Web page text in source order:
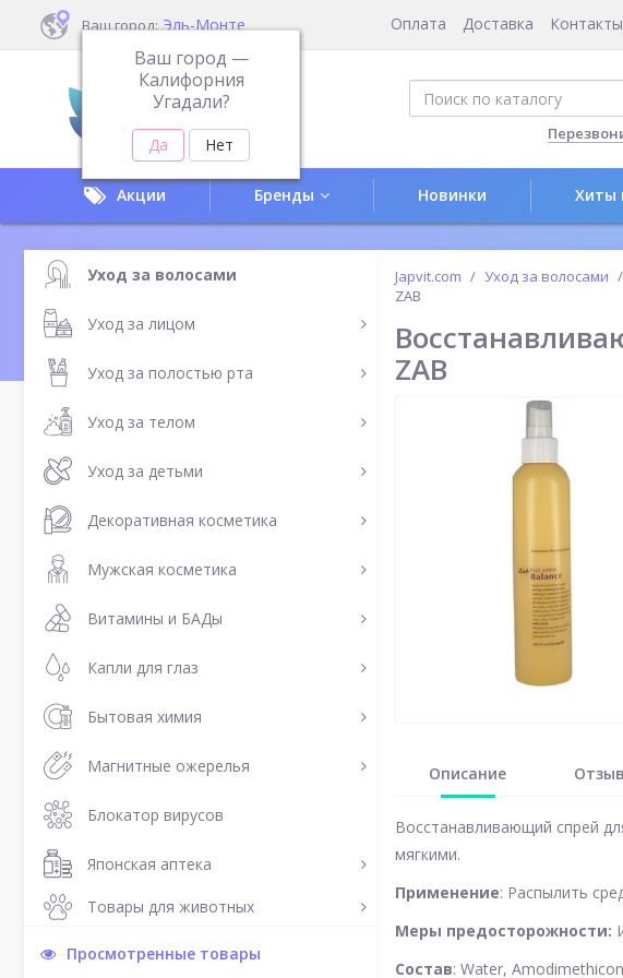
Ваш город: Эль-Монте
Ваш город —
Калифорния
Угадали?
Оплата Доставка Контакты
Акции Бренды Новинки Хиты
Уход за волосами
Уход за лицом
Уход за полостью рта
Уход за телом
Уход за детьми
Декоративная косметика
Мужская косметика
Витамины и БАДы
Капли для глаз
Бытовая химия
Магнитные ожерелья
Блокатор вирусов
Японская аптека
Товары для животных
Просмотренные товары
Japvit.com Уход за волосами
ZAB
ZAB
Описание
Восстанавливающий спрей
мягкими.
Применение: Распылить
Меры предосторожности:
Состав: Water,